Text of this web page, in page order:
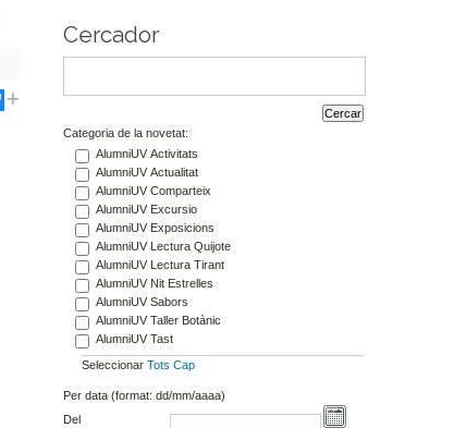
Cercador
Categoria de la novetat:
AlumniUV Activitats
AlumniUV Actualitat
AlumniUV Comparteix
AlumniUV Excursio
AlumniUV Exposicions
AlumniUV Lectura Quijote
AlumniUV Lectura Tirant
AlumniUV Nit Estrelles
AlumniUV Sabors
AlumniUV Taller Botànic
AlumniUV Tast
Seleccionar Tots Cap
Per data (format: dd/mm/aaaa)
Del